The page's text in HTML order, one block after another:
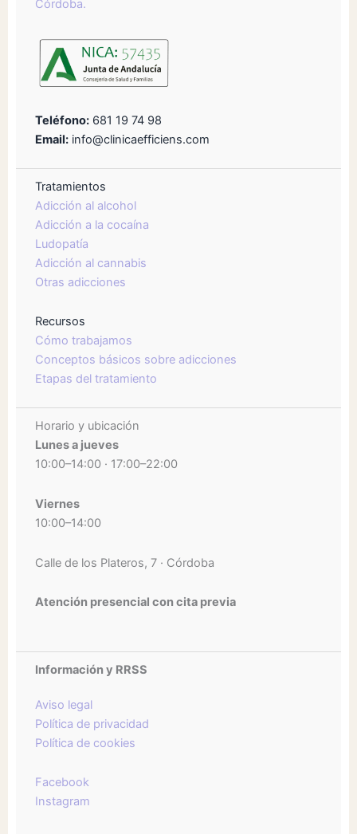
Córdoba.
Teléfono: 681 19 74 98
Email: info@clinicaefficiens.com
Tratamientos
Adicción al alcohol
Adicción a la cocaína
Ludopatía
Adicción al cannabis
Otras adicciones
Recursos
Cómo trabajamos
Conceptos básicos sobre adicciones
Etapas del tratamiento
Horario y ubicación
Lunes a jueves
10:00–14:00 · 17:00–22:00
Viernes
10:00–14:00
Calle de los Plateros, 7 · Córdoba
Atención presencial con cita previa
Información y RRSS
Aviso legal
Política de privacidad
Política de cookies
Facebook
Instagram